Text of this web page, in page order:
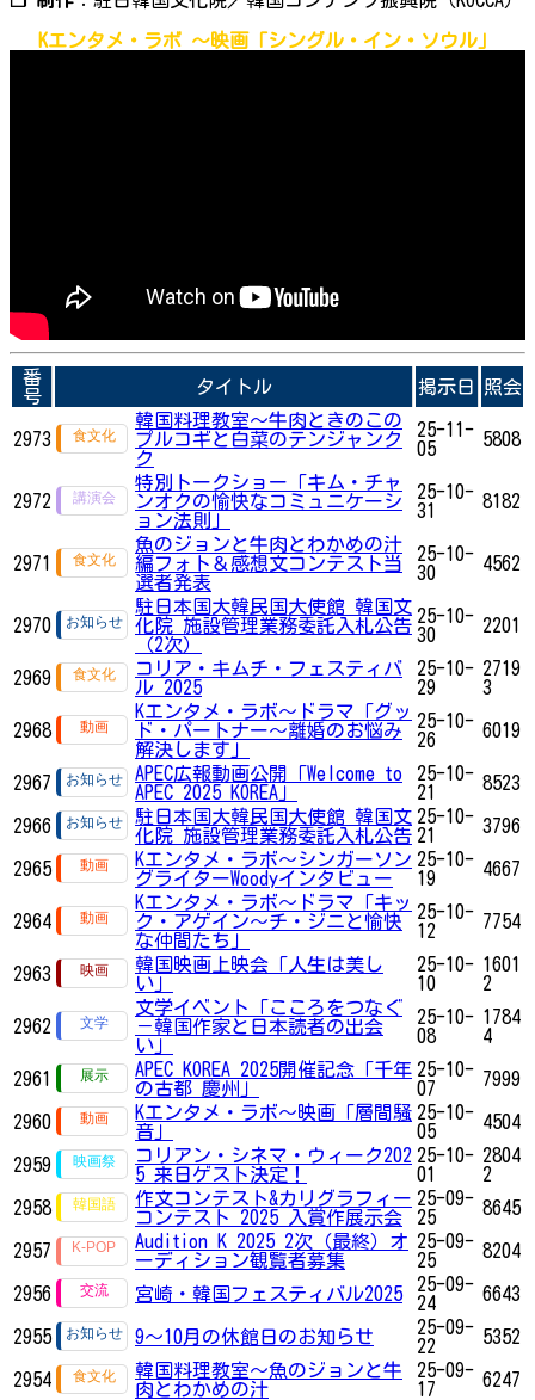
Kエンタメ・ラボ ～映画「シングル・イン・ソウル」
番
号
タイトル 掲示日 照会
2973
韓国料理教室～牛肉ときのこの
プルコギと白菜のテンジャンク
ク
25-11-
05
5808
2972
特別トークショー「キム・チャ
ンオクの愉快なコミュニケーシ
ョン法則」
25-10-
31
8182
2971
魚のジョンと牛肉とわかめの汁
編フォト＆感想文コンテスト当
選者発表
25-10-
30
4562
2970
駐日本国大韓民国大使館 韓国文
化院 施設管理業務委託入札公告
（2次）
25-10-
30
2201
2969
コリア・キムチ・フェスティバ
ル 2025
25-10-
29
2719
3
2968
Kエンタメ・ラボ～ドラマ「グッ
ド・パートナー～離婚のお悩み
解決します」
25-10-
26
6019
2967
APEC広報動画公開「Welcome to
APEC 2025 KOREA」
25-10-
21
8523
2966
駐日本国大韓民国大使館 韓国文
化院 施設管理業務委託入札公告
25-10-
21
3796
2965
Kエンタメ・ラボ～シンガーソン
グライターWoodyインタビュー
25-10-
19
4667
2964
Kエンタメ・ラボ～ドラマ「キッ
ク・アゲイン～チ・ジニと愉快
な仲間たち」
25-10-
12
7754
2963
韓国映画上映会「人生は美し
い」
25-10-
10
1601
2
2962
文学イベント「こころをつなぐ
－韓国作家と日本読者の出会
い」
25-10-
08
1784
4
2961
APEC KOREA 2025開催記念「千年
の古都 慶州」
25-10-
07
7999
2960
Kエンタメ・ラボ～映画「層間騒
音」
25-10-
05
4504
2959
コリアン・シネマ・ウィーク202
5 来日ゲスト決定！
25-10-
01
2804
2
2958
作文コンテスト&カリグラフィー
コンテスト 2025 入賞作展示会
25-09-
25
8645
2957
Audition K 2025 2次（最終）オ
ーディション観覧者募集
25-09-
25
8204
2956 宮崎・韓国フェスティバル2025
25-09-
24
6643
2955 9～10月の休館日のお知らせ
25-09-
22
5352
2954
韓国料理教室～魚のジョンと牛
肉とわかめの汁
25-09-
17
6247